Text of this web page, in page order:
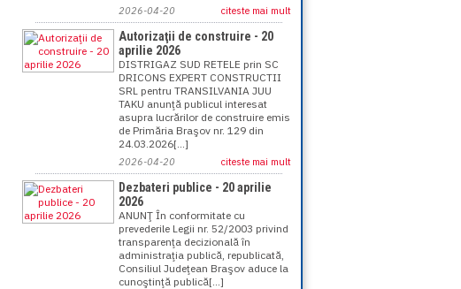
2026-04-20 citeste mai mult
Autorizaţii de construire - 20
aprilie 2026
DISTRIGAZ SUD RETELE prin SC
DRICONS EXPERT CONSTRUCTII
SRL pentru TRANSILVANIA JUU
TAKU anunţă publicul interesat
asupra lucrărilor de construire emis
de Primăria Braşov nr. 129 din
24.03.2026[...]
2026-04-20 citeste mai mult
Dezbateri publice - 20 aprilie
2026
ANUNŢ În conformitate cu
prevederile Legii nr. 52/2003 privind
transparenţa decizională în
administraţia publică, republicată,
Consiliul Judeţean Braşov aduce la
cunoştinţă publică[...]